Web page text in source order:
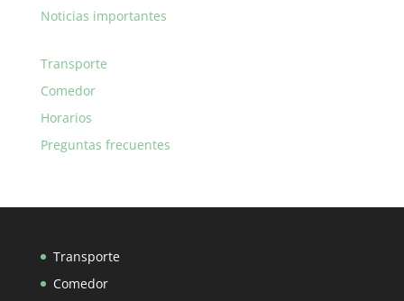
Noticias importantes
Transporte
Comedor
Horarios
Preguntas frecuentes
Transporte
Comedor